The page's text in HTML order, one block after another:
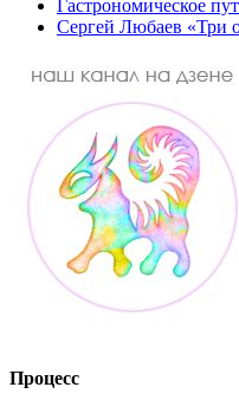
Гастрономическое
Сергей Любаев «Три
Процесс